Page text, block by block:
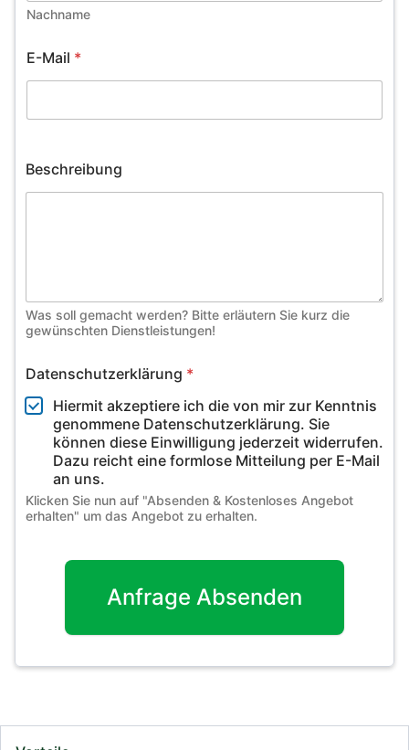
Nachname
E-Mail *
Beschreibung
Was soll gemacht werden? Bitte erläutern Sie kurz die
gewünschten Dienstleistungen!
Datenschutzerklärung *
Hiermit akzeptiere ich die von mir zur Kenntnis
genommene Datenschutzerklärung. Sie
können diese Einwilligung jederzeit widerrufen.
Dazu reicht eine formlose Mitteilung per E-Mail
an uns.
Klicken Sie nun auf "Absenden & Kostenloses Angebot
erhalten" um das Angebot zu erhalten.
Anfrage Absenden